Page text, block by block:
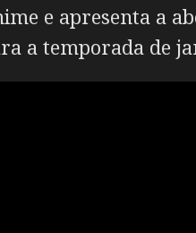
e apresenta a
a temporada de